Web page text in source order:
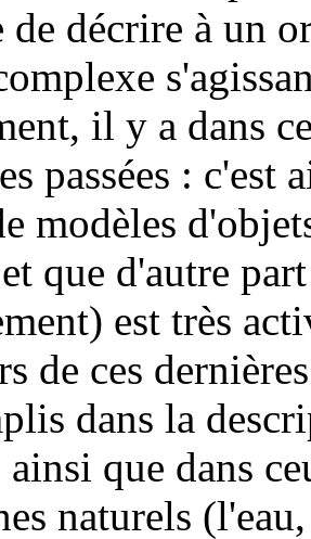
de décrire à un
il y a dans
passées : c'est
modèles
que d'autre
est très
de ces
dans la
que dans
naturels